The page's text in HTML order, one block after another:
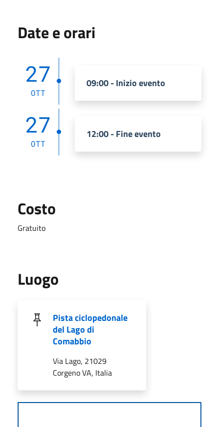
Date e orari
27
OTT
09:00 - Inizio evento
27
OTT
12:00 - Fine evento
Costo
Gratuito
Luogo
Pista ciclopedonale
del Lago di
Comabbio
Via Lago, 21029
Corgeno VA, Italia